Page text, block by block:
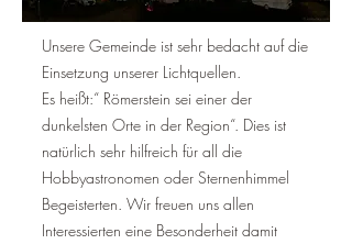
Unsere Gemeinde ist sehr bedacht auf die
Einsetzung unserer Lichtquellen.
Es heißt:“ Römerstein sei einer der
dunkelsten Orte in der Region“. Dies ist
natürlich sehr hilfreich für all die
Hobbyastronomen oder Sternenhimmel
Begeisterten. Wir freuen uns allen
Interessierten eine Besonderheit damit